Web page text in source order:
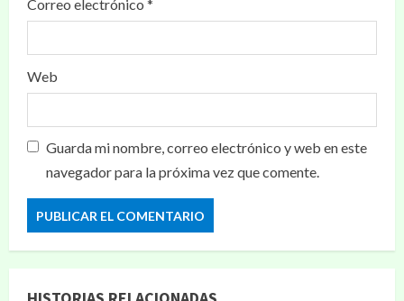
Correo electrónico *
Web
Guarda mi nombre, correo electrónico y web en este
navegador para la próxima vez que comente.